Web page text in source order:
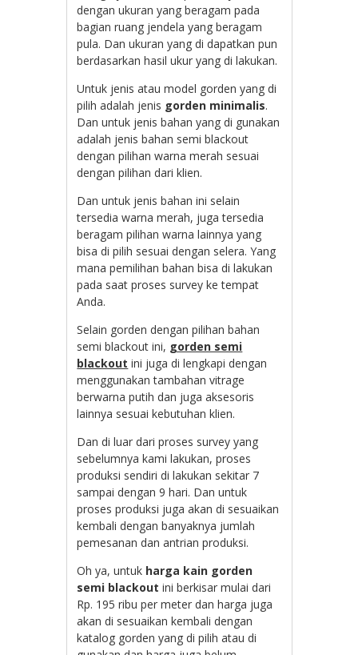
dengan ukuran yang beragam pada
bagian ruang jendela yang beragam
pula. Dan ukuran yang di dapatkan pun
berdasarkan hasil ukur yang di lakukan.
Untuk jenis atau model gorden yang di
pilih adalah jenis gorden minimalis.
Dan untuk jenis bahan yang di gunakan
adalah jenis bahan semi blackout
dengan pilihan warna merah sesuai
dengan pilihan dari klien.
Dan untuk jenis bahan ini selain
tersedia warna merah, juga tersedia
beragam pilihan warna lainnya yang
bisa di pilih sesuai dengan selera. Yang
mana pemilihan bahan bisa di lakukan
pada saat proses survey ke tempat
Anda.
Selain gorden dengan pilihan bahan
semi blackout ini, gorden semi
blackout ini juga di lengkapi dengan
menggunakan tambahan vitrage
berwarna putih dan juga aksesoris
lainnya sesuai kebutuhan klien.
Dan di luar dari proses survey yang
sebelumnya kami lakukan, proses
produksi sendiri di lakukan sekitar 7
sampai dengan 9 hari. Dan untuk
proses produksi juga akan di sesuaikan
kembali dengan banyaknya jumlah
pemesanan dan antrian produksi.
Oh ya, untuk harga kain gorden
semi blackout ini berkisar mulai dari
Rp. 195 ribu per meter dan harga juga
akan di sesuaikan kembali dengan
katalog gorden yang di pilih atau di